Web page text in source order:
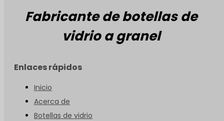
Fabricante de botellas de
vidrio a granel
Enlaces rápidos
Inicio
Acerca de
Botellas de vidrio